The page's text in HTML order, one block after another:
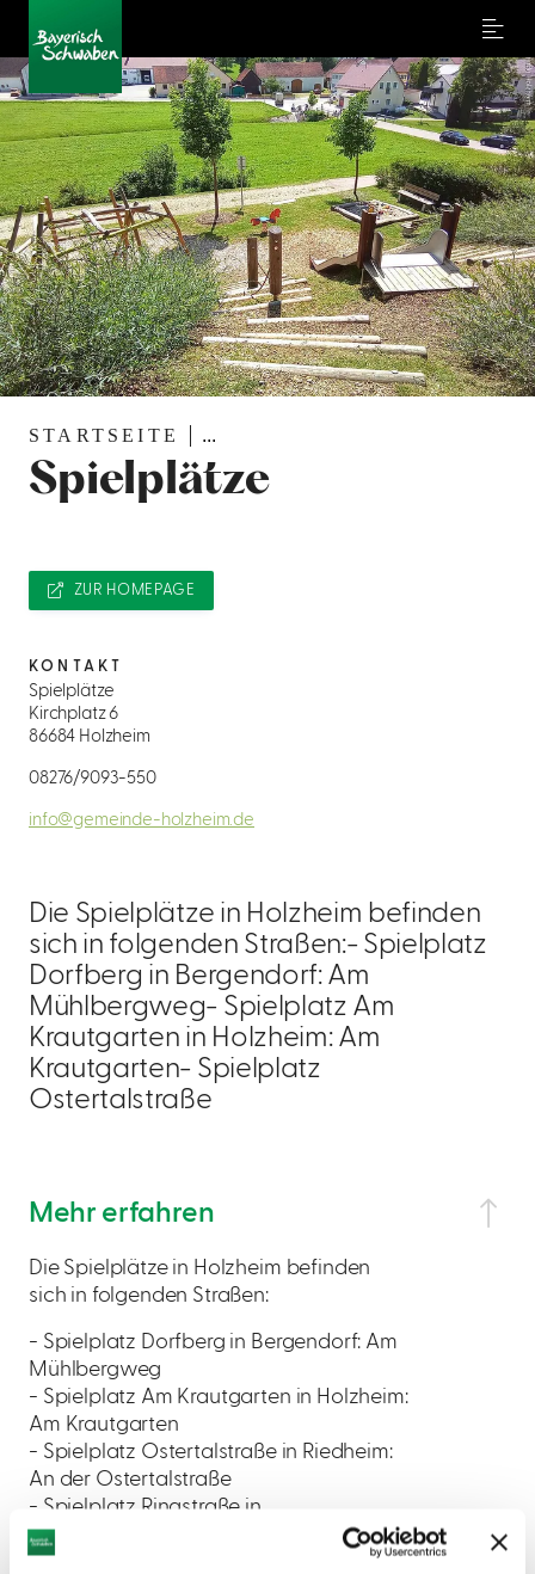
Menu
STARTSEITE ...
Spielplätze
Die Spielplätze in Holzheim befinden
sich in folgenden Straßen:- Spielplatz
Dorfberg in Bergendorf: Am
Mühlbergweg- Spielplatz Am
Krautgarten in Holzheim: Am
Krautgarten- Spielplatz
Ostertalstraße
Mehr erfahren
Die Spielplätze in Holzheim befinden
sich in folgenden Straßen:
- Spielplatz Dorfberg in Bergendorf: Am
Mühlbergweg
- Spielplatz Am Krautgarten in Holzheim:
Am Krautgarten
- Spielplatz Ostertalstraße in Riedheim:
An der Ostertalstraße
- Spielplatz Ringstraße in
Pessenburgheim: An der Ringstraße
- Spielplatz Am Steigfeld in Stadel: Am
ZUR HOMEPAGE
KONTAKT
Spielplätze
Kirchplatz 6
86684 Holzheim
08276/9093-550
info@gemeinde-holzheim.de